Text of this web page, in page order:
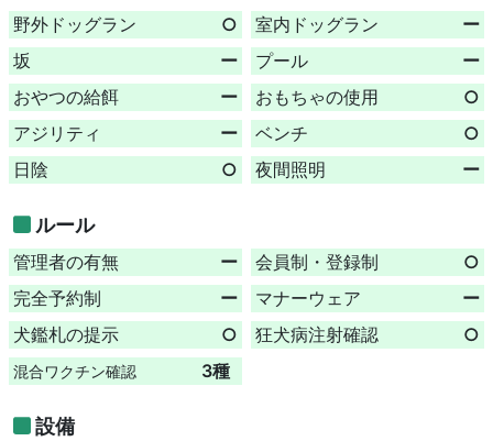
野外ドッグラン ○ 室内ドッグラン
ー
坂
ー プール
ー
おやつの給餌
ー おもちゃの使用
○
アジリティ
ー ベンチ
○
日陰
○ 夜間照明 ー
ルール
管理者の有無 ー 会員制・登録制
○
完全予約制
ー マナーウェア
ー
犬鑑札の提示
○ 狂犬病注射確認 ○
混合ワクチン確認 3種
設備